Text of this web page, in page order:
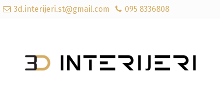
3d.interijeri.st@gmail.com 095 8336808